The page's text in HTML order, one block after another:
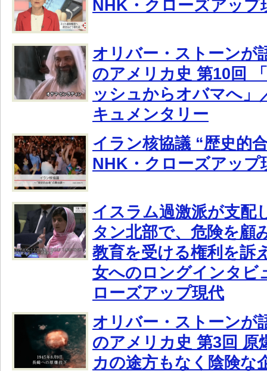
NHK・クローズアップ
オリバー・ストーンが
のアメリカ史 第10回
ッシュからオバマへ」
キュメンタリー
イラン核協議 “歴史的
NHK・クローズアップ
イスラム過激派が支配
タン北部で、危険を顧
教育を受ける権利を訴
女へのロングインタビ
ローズアップ現代
オリバー・ストーンが
のアメリカ史 第3回 原
カの途方もなく陰険な